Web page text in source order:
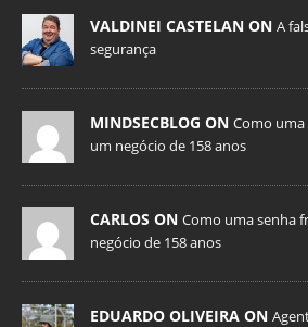
VALDINEI CASTELAN ON A
segurança
MINDSECBLOG ON Como uma
um negócio de 158 anos
CARLOS ON Como uma senha
negócio de 158 anos
EDUARDO OLIVEIRA ON